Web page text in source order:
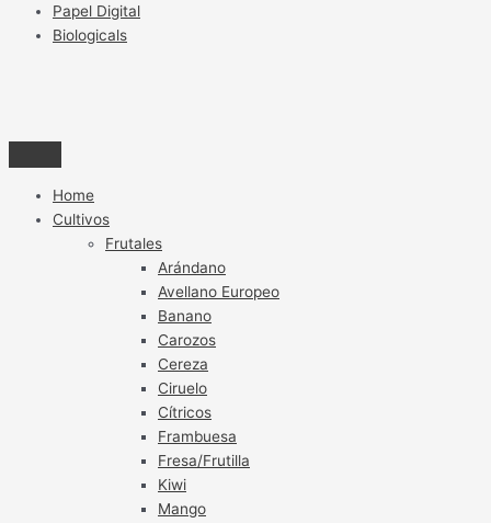
Papel Digital
Biologicals
Home
Cultivos
Frutales
Arándano
Avellano Europeo
Banano
Carozos
Cereza
Ciruelo
Cítricos
Frambuesa
Fresa/Frutilla
Kiwi
Mango